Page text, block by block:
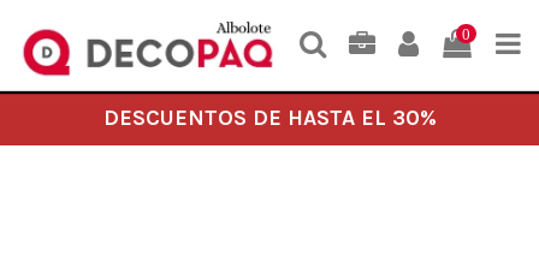
0
DESCUENTOS DE HASTA EL 30%